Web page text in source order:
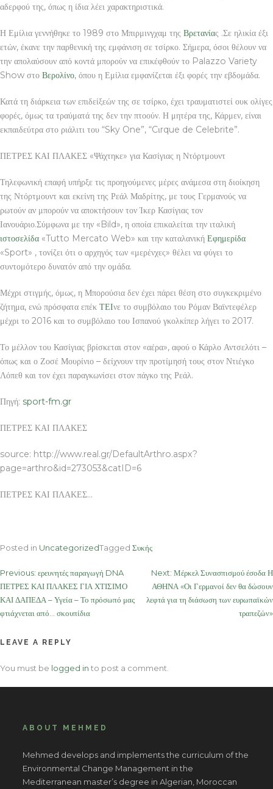
αδερφού της, όπως η ίδια λέει χαρακτηριστικά.
Η Εμίλια γεννήθηκε το 1989 στο Μπιρμινγχαμ της Βρετανίας .Σε ηλικία έξι
ετών, έκανε την παρθενική της εμφάνιση σε τσίρκο. Σήμερα, όσοι θέλουν να
την απολαύσουν από κοντά μπορούν να επικέφθούν το Palazzo Variety
Show στο Βερολίνο, όπου η Εμίλια εμφανίζεται έξι φορές την εβδομάδα.
Κατά τη διάρκεια των επιδείξεών της σε τσίρκο, έχει τραυματιστεί ουκ ολίγες
φορές, όμως τα τραύματά της δεν την πτοούν. Η μητέρα της, Κάρμεν, είναι
εκπαιδεύτρα στο ριάλιτι του “Sky One”, “Cιrque de Celebrite”.
ΠΕΤΡΕΣ ΚΑΙ ΠΛΑΚΕΣ «Ψάχτηκε» για Κασίγιας η Ντόρτμουντ
Τηλεφωνική επαφή υπήρξε τις προηγούμενες μέρες ανάμεσα στη διοίκηση
της Ντόρτμουντ και εκείνη της Ρεάλ Μαδρίτης, με τους Γερμανούς να
ρωτούν αν μπορούν να αποκτήσουν τον Ίκερ Κασίγιας τον
Ιανουάριο.Σύμφωνα με την «Bild», η οποία επικαλείται την ιταλική
ιστοσελίδα «Tutto Mercato Web» και την καταλανική Εφημερίδα
«Sport» , τονίζει ότι ο αρχηγός των «μερένχες» θέλει να φύγει το
συντομότερο δυνατόν από την ομάδα.
Μέχρι στιγμής, όμως, η Μπορούσια δεν έχει πάρει θέση στο συγκεκριμένο
ζήτημα, ενώ πρόσφατα επέκ ΤΕΙνε το συμβόλαιο του Ρόμαν Βαϊντεφέλερ
μέχρι το 2016 και το συμβόλαιο του Ισπανού γκολκίπερ λήγει το 2017.
Το μέλλον του Κασίγιας βρίσκεται στον «αέρα», αφού ο Κάρλο Αντσελότι –
όπως και ο Ζοσέ Μουρίνιο – δείχνουν την προτίμησή τους στον Ντιέγκο
Λόπεθ και τον έχει παραγκωνίσει στον πάγκο της Ρεάλ.
Πηγή: sport-fm.gr
ΠΕΤΡΕΣ ΚΑΙ ΠΛΑΚΕΣ
source: http://www.real.gr/DefaultArthro.aspx?
page=arthro&id=273053&catID=6
ΠΕΤΡΕΣ ΚΑΙ ΠΛΑΚΕΣ…
Posted in UncategorizedTagged Συκής
Post
navigation
Previous: ερευνητές παραγωγή DNA
ΠΕΤΡΕΣ ΚΑΙ ΠΛΑΚΕΣ ΓΙΑ ΧΤΙΣΙΜΟ
ΚΑΙ ΔΑΠΕΔΑ – Υγεία – Το πρόσωπό μας
φτιάχνεται από… σκουπίδια
Next: Μέρκελ Συνασπισμού έσοδα Η
ΑΘΗΝΑ «Οι Γερμανοί δεν θα δώσουν
λεφτά για τη διάσωση των ευρωπαϊκών
τραπεζών»
LEAVE A REPLY
You must be logged in to post a comment.
ABOUT MEHMED
Mehmed develops and implements the curriculum of the
Environmental Change Management in the
Mediterranean master’s degree in Algerian, Moroccan